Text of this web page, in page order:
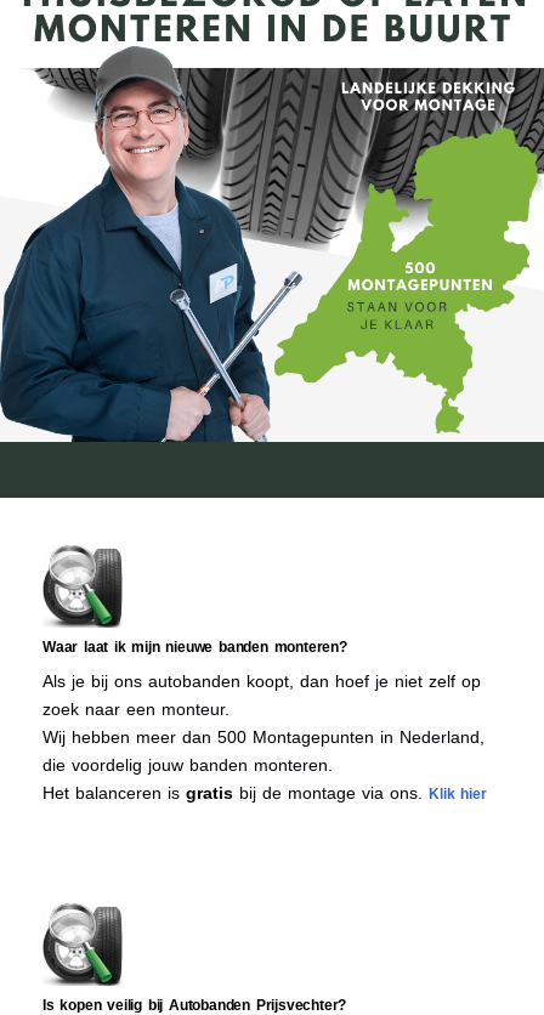
Waar laat ik mijn nieuwe banden monteren?
Als je bij ons autobanden koopt, dan hoef je niet zelf op
zoek naar een monteur.
Wij hebben meer dan 500 Montagepunten in Nederland,
die voordelig jouw banden monteren.
Het balanceren is gratis bij de montage via ons. Klik hier
Is kopen veilig bij Autobanden Prijsvechter?